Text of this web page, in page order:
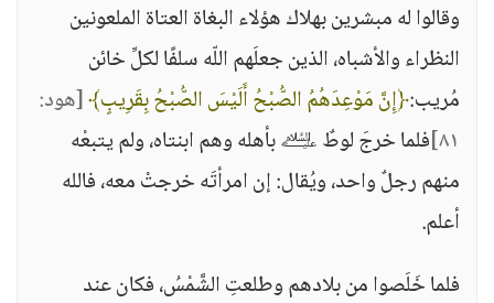
وقالوا له مبشرين بهلاك هؤلاء البغاة العتاة الملعونين
النظراء والأشباه، الذين جعلَهم اللّه سلفًا لكلِّ خائن
مُريب:﴿إِنَّ مَوْعِدَهُمُ الصُّبْحُ أَلَيْسَ الصُّبْحُ بِقَرِيبٍ﴾[هود:
٨١] فلما خرجَ لوطٌ ﵇ بأهله وهم ابنتاه، ولم يتبعْه
منهم رجلٌ واحد، ويُقال: إن امرأتَه خرجتْ معه، فالله
أعلم.
فلما خَلَصوا من بلادهم وطلعتِ الشَّمْسُ، فكان عند